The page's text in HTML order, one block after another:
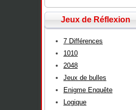
Jeux de Réflexion
7 Différences
1010
2048
Jeux de bulles
Enigme Enquête
Logique